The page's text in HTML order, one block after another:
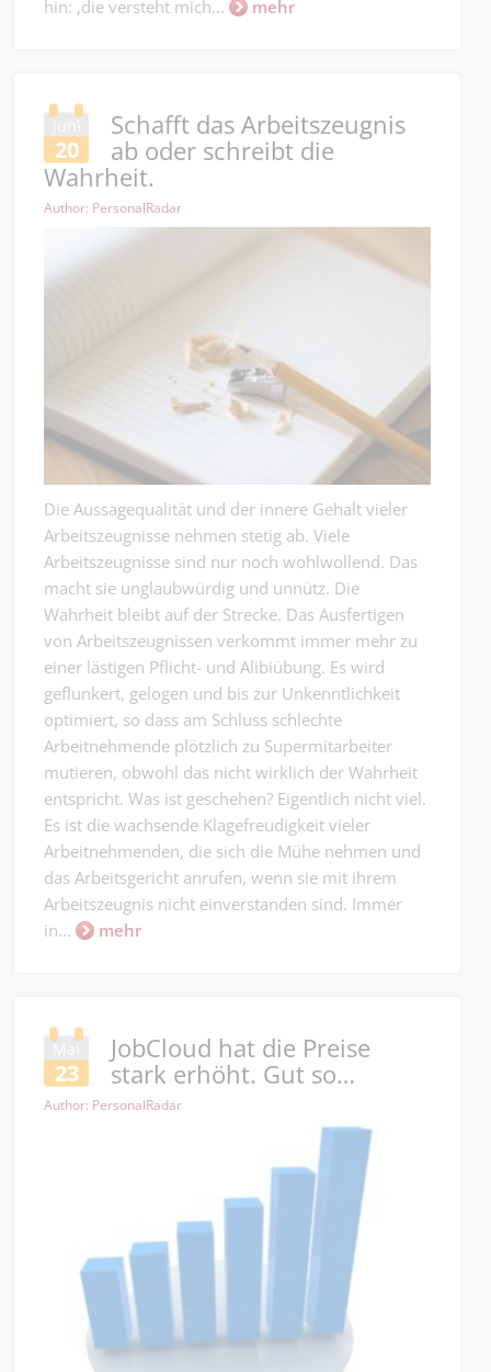
hin: ‚die versteht mich... mehr
Juni
20
Schafft das Arbeitszeugnis
ab oder schreibt die
Wahrheit.
Author: PersonalRadar
Die Aussagequalität und der innere Gehalt vieler
Arbeitszeugnisse nehmen stetig ab. Viele
Arbeitszeugnisse sind nur noch wohlwollend. Das
macht sie unglaubwürdig und unnütz. Die
Wahrheit bleibt auf der Strecke. Das Ausfertigen
von Arbeitszeugnissen verkommt immer mehr zu
einer lästigen Pflicht- und Alibiübung. Es wird
geflunkert, gelogen und bis zur Unkenntlichkeit
optimiert, so dass am Schluss schlechte
Arbeitnehmende plötzlich zu Supermitarbeiter
mutieren, obwohl das nicht wirklich der Wahrheit
entspricht. Was ist geschehen? Eigentlich nicht viel.
Es ist die wachsende Klagefreudigkeit vieler
Arbeitnehmenden, die sich die Mühe nehmen und
das Arbeitsgericht anrufen, wenn sie mit ihrem
Arbeitszeugnis nicht einverstanden sind. Immer
in...
mehr
23
JobCloud hat die Preise
stark erhöht. Gut so…
Author: PersonalRadar